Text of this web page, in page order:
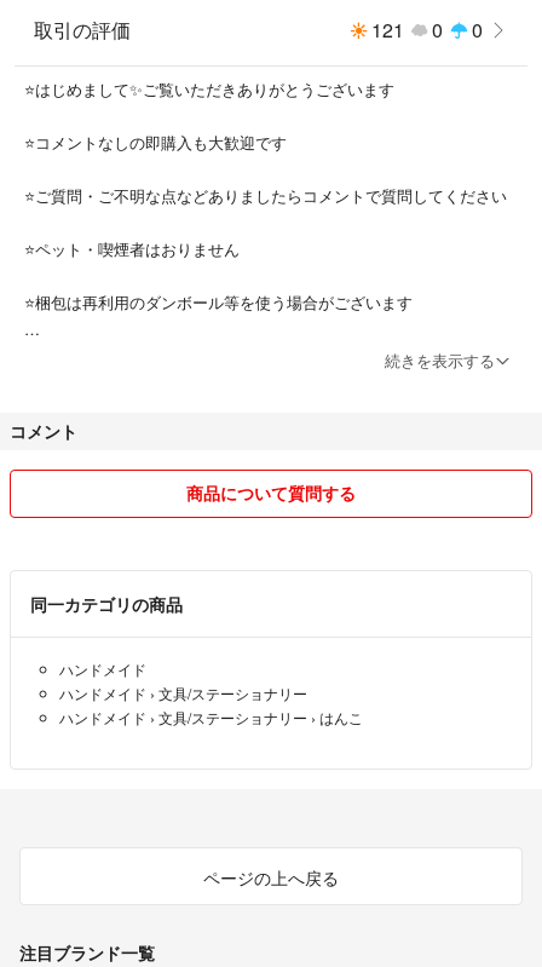
取引の評価 121 0 0
⭐️はじめまして✨ご覧いただきありがとうございます
⭐️コメントなしの即購入も大歓迎です
⭐️ご質問・ご不明な点などありましたらコメントで質問してください
⭐️ペット・喫煙者はおりません
⭐️梱包は再利用のダンボール等を使う場合がございます
い致します
⭐️不良品の場合は必ず【評価前】にご連絡お願いします
⭐️体調不良や旅行等で24時間以内の発送が出来ないこともございます。
お急ぎの方は購入前にご確認ください
⭐️親切丁寧に対応させて頂きます
よろしくお願い致します
続きを表示する
コメント
商品について質問する
同一カテゴリの商品
ハンドメイド
ハンドメイド › 文具/ステーショナリー
ハンドメイド › 文具/ステーショナリー › はんこ
ページの上へ戻る
注目ブランド一覧